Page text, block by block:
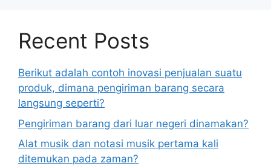
Recent Posts
Berikut adalah contoh inovasi penjualan suatu
produk, dimana pengiriman barang secara
langsung seperti?
Pengiriman barang dari luar negeri dinamakan?
Alat musik dan notasi musik pertama kali
ditemukan pada zaman?